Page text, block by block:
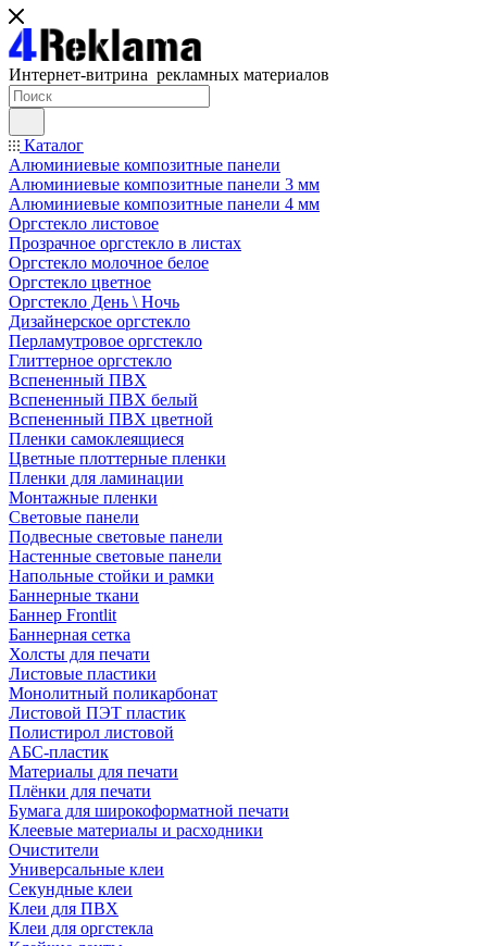
Интернет-витрина рекламных материалов
Каталог
Алюминиевые композитные панели
Алюминиевые композитные панели 3 мм
Алюминиевые композитные панели 4 мм
Оргстекло листовое
Прозрачное оргстекло в листах
Оргстекло молочное белое
Оргстекло цветное
Оргстекло День \ Ночь
Дизайнерское оргстекло
Перламутровое оргстекло
Глиттерное оргстекло
Вспененный ПВХ
Вспененный ПВХ белый
Вспененный ПВХ цветной
Пленки самоклеящиеся
Цветные плоттерные пленки
Пленки для ламинации
Монтажные пленки
Световые панели
Подвесные световые панели
Настенные световые панели
Напольные стойки и рамки
Баннерные ткани
Баннер Frontlit
Баннерная сетка
Холсты для печати
Листовые пластики
Монолитный поликарбонат
Листовой ПЭТ пластик
Полистирол листовой
АБС-пластик
Материалы для печати
Плёнки для печати
Бумага для широкоформатной печати
Клеевые материалы и расходники
Очистители
Универсальные клеи
Секундные клеи
Клеи для ПВХ
Клеи для оргстекла